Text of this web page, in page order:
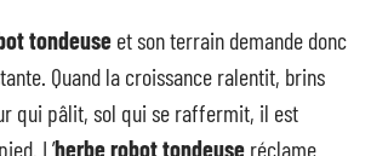
tondeuse et son terrain demande donc
Quand la croissance ralentit, brins
qui pâlit, sol qui se raffermit, il est
L’herbe robot tondeuse réclame